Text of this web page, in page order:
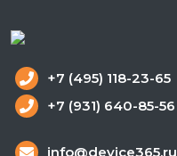
+7 (495) 118-23-65
+7 (931) 640-85-56
info@device365.ru